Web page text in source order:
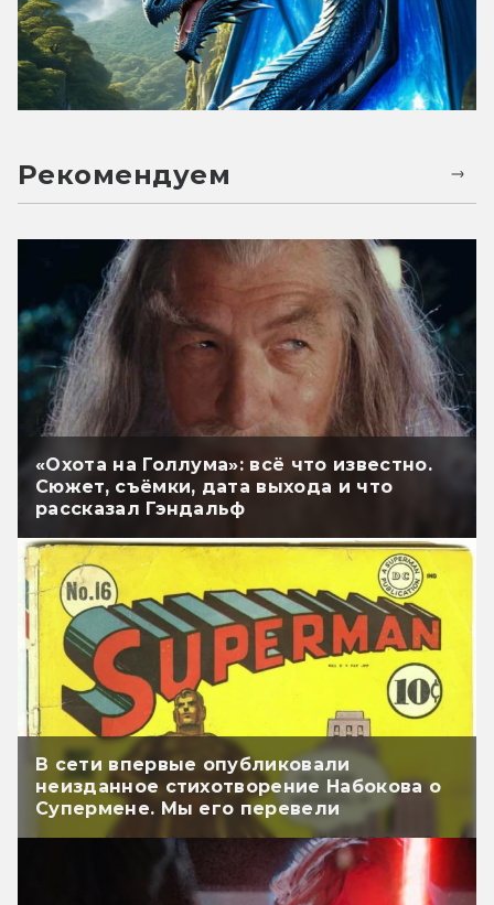
Рекомендуем
«Охота на Голлума»: всё что известно.
Сюжет, съёмки, дата выхода и что
рассказал Гэндальф
В сети впервые опубликовали
неизданное стихотворение Набокова о
Супермене. Мы его перевели